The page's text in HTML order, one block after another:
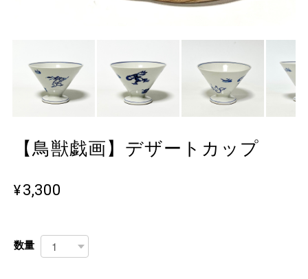
【鳥獣戯画】デザートカップ
¥3,300
数量